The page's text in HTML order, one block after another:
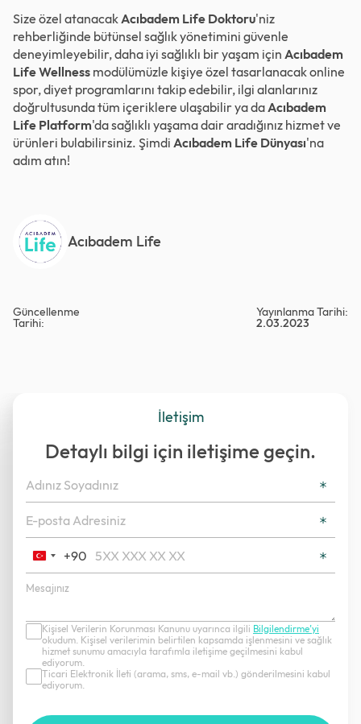
Size özel atanacakAcıbadem Life Doktoru'niz
rehberliğinde bütünsel sağlık yönetimini güvenle
deneyimleyebilir, daha iyi sağlıklı bir yaşam için Acıbadem
Life Wellness modülümüzle kişiye özel tasarlanacak online
spor, diyet programlarını takip edebilir, ilgi alanlarınız
doğrultusunda tüm içeriklere ulaşabilir ya daAcıbadem
Life Platform'da sağlıklı yaşama dair aradığınız hizmet ve
ürünleri bulabilirsiniz. Şimdi Acıbadem Life Dünyası'na
adım atın!
Acıbadem Life
Güncellenme
Tarihi:
Yayınlanma Tarihi:
2.03.2023
İletişim
Detaylı bilgi için iletişime geçin.
Turkey
+90
+90
Kişisel Verilerin Korunması Kanunu uyarınca ilgili Bilgilendirme’yi
okudum. Kişisel verilerimin belirtilen kapsamda işlenmesini ve sağlık
hizmet sunumu amacıyla tarafımla iletişime geçilmesini kabul
ediyorum.
Ticari Elektronik İleti (arama, sms, e-mail vb.) gönderilmesini kabul
ediyorum.